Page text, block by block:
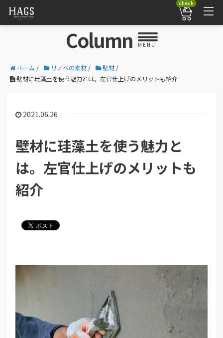
check
Column MENU
ホーム / リノベの素材/ 壁材/
壁材に珪藻土を使う魅力とは。左官仕上げのメリットも紹介
2021.06.26
壁材に珪藻土を使う魅力と
は。左官仕上げのメリットも
紹介